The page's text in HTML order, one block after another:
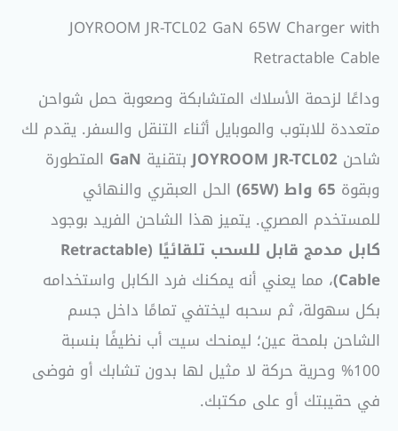
JOYROOM JR-TCL02 GaN 65W Charger with
Retractable Cable
وداعًا لزحمة الأسلاك المتشابكة وصعوبة حمل شواحن
متعددة للابتوب والموبايل أثناء التنقل والسفر. يقدم لك
شاحن JOYROOM JR-TCL02بتقنية GaN المتطورة
وبقوة 65 واط (65W)
الحل العبقري والنهائي
للمستخدم المصري. يتميز هذا الشاحن الفريد بوجود
كابل مدمج قابل للسحب تلقائيًا (Retractable
Cable) ، مما يعني أنه يمكنك فرد الكابل واستخدامه
بكل سهولة، ثم سحبه ليختفي تمامًا داخل جسم
الشاحن بلمحة عين؛ ليمنحك سيت أب نظيفًا بنسبة
100% وحرية حركة لا مثيل لها بدون تشابك أو فوضى
في حقيبتك أو على مكتبك.